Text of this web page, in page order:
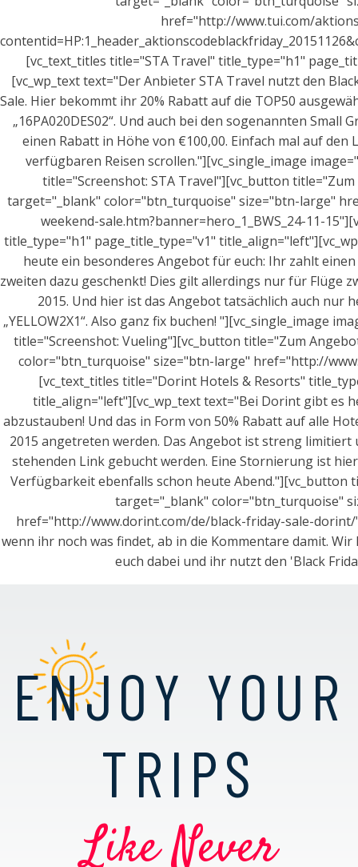
href="http://www.tui.com/
[vc_text_titles title="STA Travel" title_type="h1"
[vc_wp_text text="Der Anbieter STA Travel nutzt den
Sale. Hier bekommt ihr 20% Rabatt auf die TOP50
„16PA020DES02“. Und auch bei den sogenannten
einen Rabatt in Höhe von €100,00. Einfach mal auf den
verfügbaren Reisen scrollen."][vc_single_image
title="Screenshot: STA Travel"][vc_button title="Zum
target="_blank" color="btn_turquoise" size="btn-large"
weekend-sale.htm?banner=hero_1_BWS_24-11-
title_type="h1" page_title_type="v1"
heute ein besonderes Angebot für euch: Ihr zahlt
zweiten dazu geschenkt! Dies gilt allerdings nur für Flüge
2015. Und hier ist das Angebot tatsächlich auch nur
„YELLOW2X1“. Also ganz fix buchen! "][vc_single_image
title="Screenshot: Vueling"][vc_button title="Zum
color="btn_turquoise" size="btn-large" href="http://
[vc_text_titles title="Dorint Hotels & Resorts"
title_align="left"][vc_wp_text text="Bei Dorint gibt es
abzustauben! Und das in Form von 50% Rabatt auf alle
2015 angetreten werden. Das Angebot ist streng
stehenden Link gebucht werden. Eine Stornierung ist
Verfügbarkeit ebenfalls schon heute Abend."][vc_button
target="_blank" color="btn_turquoise"
href="http://www.dorint.com/de/black-friday-sale-dorint/
wenn ihr noch was findet, ab in die Kommentare damit.
euch dabei und ihr nutzt den 'Black
ENJOY YOUR
TRIPS
Like Never